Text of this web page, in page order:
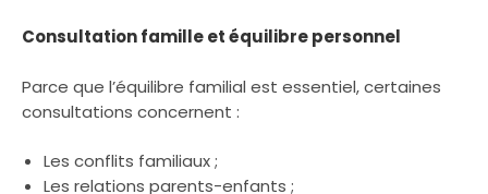
Consultation famille et équilibre personnel
Parce que l’équilibre familial est essentiel, certaines
consultations concernent :
Les conflits familiaux ;
Les relations parents-enfants ;